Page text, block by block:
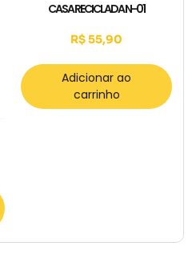
CASA RECICLADA N-01
R$55,90
Adicionar ao
carrinho